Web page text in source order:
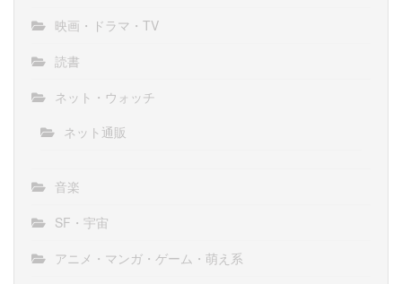
映画・ドラマ・TV
読書
ネット・ウォッチ
ネット通販
音楽
SF・宇宙
アニメ・マンガ・ゲーム・萌え系